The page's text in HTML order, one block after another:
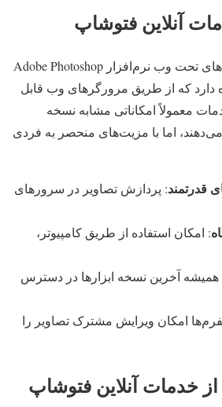
آنلاین فتوشاپ
فتوشاپ آنلاین به نسخه‌های تحت وب نرم‌افزار Adobe Photoshop
دارد که از طریق مرورگرهای وب قابل
معمولاً امکاناتی مشابه نسخه
اما با مزیت‌های منحصر به فردی
قدرتمند: پردازش تصاویر در سرورهای
: امکان استفاده از طریق کامپیوتر،
همیشه آخرین نسخه ابزارها در دسترس
امکان ویرایش مشترک تصاویر را
از خدمات آنلاین فتوشاپ